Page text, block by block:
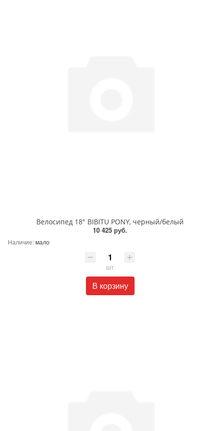
Велосипед 18" BIBITU PONY, черный/белый
10 425 руб.
Наличие:мало
шт
В корзину